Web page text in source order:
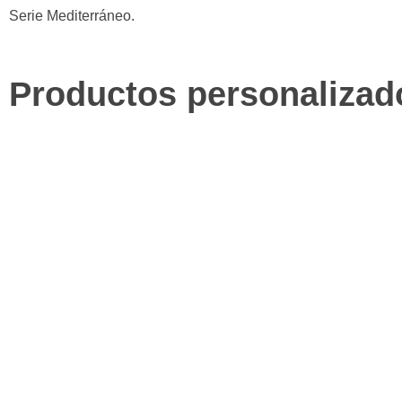
Serie Mediterráneo.
Productos